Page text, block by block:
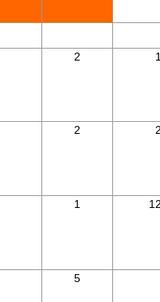
2
2
1
5